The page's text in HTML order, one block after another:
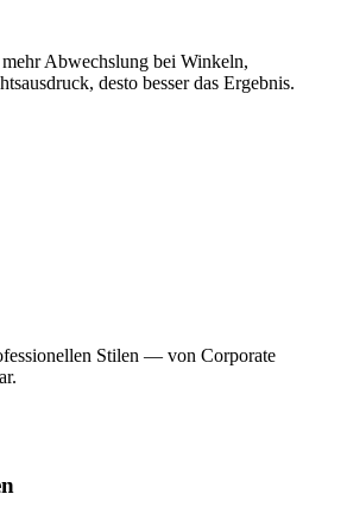
Abwechslung bei Winkeln,
desto besser das Ergebnis.
Stilen — von Corporate